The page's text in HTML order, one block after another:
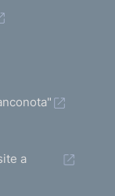
a